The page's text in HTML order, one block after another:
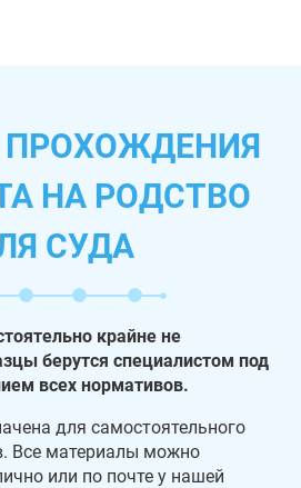
ПРОХОЖДЕНИЯ
НА РОДСТВО
СУДА
крайне не
берутся специалистом под
всех нормативов.
для самостоятельного
Все материалы можно
или по почте у нашей